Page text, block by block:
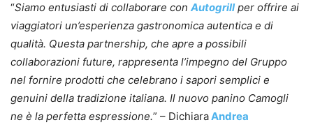
“Siamo entusiasti di collaborare con Autogrillper offrire ai
viaggiatori un’esperienza gastronomica autentica e di
qualità. Questa partnership, che apre a possibili
collaborazioni future, rappresenta l’impegno del Gruppo
nel fornire prodotti che celebrano i sapori semplici e
genuini della tradizione italiana. Il nuovo panino Camogli
ne è la perfetta espressione.” – DichiaraAndrea